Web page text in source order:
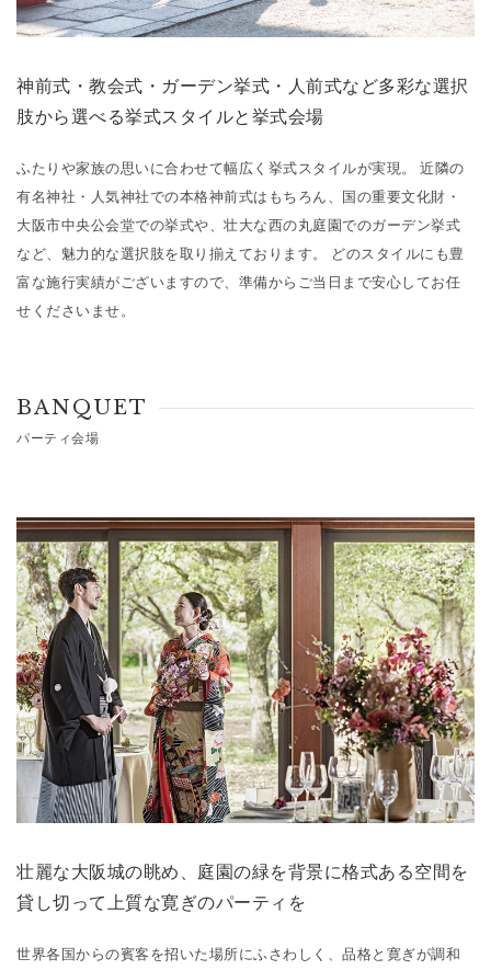
神前式・教会式・ガーデン挙式・人前式など多彩な選択
肢から選べる挙式スタイルと挙式会場
ふたりや家族の思いに合わせて幅広く挙式スタイルが実現。 近隣の
有名神社・人気神社での本格神前式はもちろん、国の重要文化財・
大阪市中央公会堂での挙式や、壮大な西の丸庭園でのガーデン挙式
など、魅力的な選択肢を取り揃えております。 どのスタイルにも豊
富な施行実績がございますので、準備からご当日まで安心してお任
せくださいませ。
BANQUET
パーティ会場
壮麗な大阪城の眺め、庭園の緑を背景に格式ある空間を
貸し切って上質な寛ぎのパーティを
世界各国からの賓客を招いた場所にふさわしく、品格と寛ぎが調和